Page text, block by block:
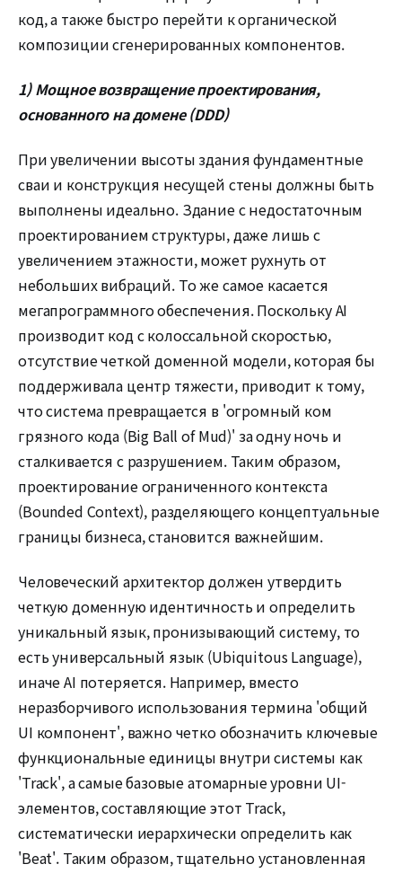
код, а также быстро перейти к органической
композиции сгенерированных компонентов.
1) Мощное возвращение проектирования,
основанного на домене (DDD)
При увеличении высоты здания фундаментные
сваи и конструкция несущей стены должны быть
выполнены идеально. Здание с недостаточным
проектированием структуры, даже лишь с
увеличением этажности, может рухнуть от
небольших вибраций. То же самое касается
мегапрограммного обеспечения. Поскольку AI
производит код с колоссальной скоростью,
отсутствие четкой доменной модели, которая бы
поддерживала центр тяжести, приводит к тому,
что система превращается в 'огромный ком
грязного кода (Big Ball of Mud)' за одну ночь и
сталкивается с разрушением. Таким образом,
проектирование ограниченного контекста
(Bounded Context), разделяющего концептуальные
границы бизнеса, становится важнейшим.
Человеческий архитектор должен утвердить
четкую доменную идентичность и определить
уникальный язык, пронизывающий систему, то
есть универсальный язык (Ubiquitous Language),
иначе AI потеряется. Например, вместо
неразборчивого использования термина 'общий
UI компонент', важно четко обозначить ключевые
функциональные единицы внутри системы как
'Track', а самые базовые атомарные уровни UI-
элементов, составляющие этот Track,
систематически иерархически определить как
'Beat'. Таким образом, тщательно установленная